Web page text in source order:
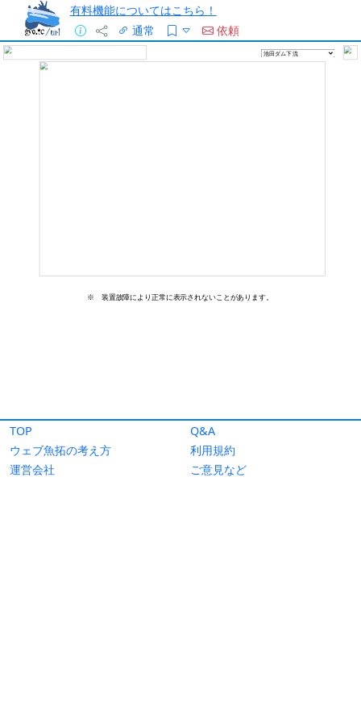
有料機能についてはこちら！
通常
依頼
TOP
Q&A
ウェブ魚拓の考え方
利用規約
運営会社
ご意見など